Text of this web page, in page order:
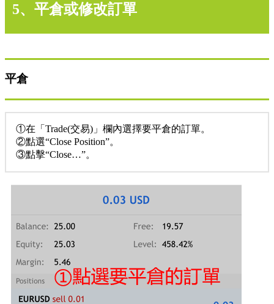
5、平倉或修改訂單
平倉
①在「Trade(交易)」欄內選擇要平倉的訂單。
②點選“Close Position”。
③點擊“Close…”。